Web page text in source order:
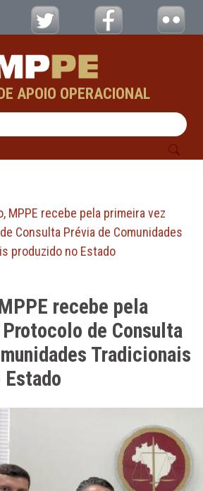
recebe pela primeira
APOIO OPERACIONAL
MPPE recebe pela primeira vez
Consulta Prévia de Comunidades
produzido no Estado
recebe pela
de Consulta
Tradicionais
Estado